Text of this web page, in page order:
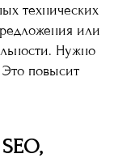
технических
или
Нужно
Это повысит